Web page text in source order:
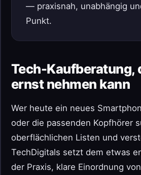
— praxisnah, unabhängig
Punkt.
Tech-Kaufberatung,
ernst nehmen kann
Wer heute ein neues
oder die passenden Kopfhörer
oberflächlichen Listen und
TechDigitals setzt dem etwas
der Praxis, klare Einordnung